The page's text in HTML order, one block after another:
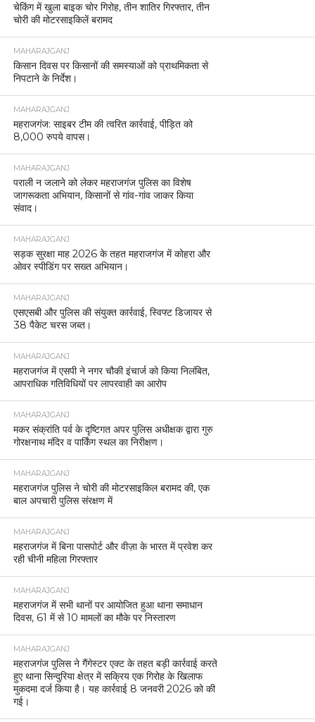
चेकिंग में खुला बाइक चोर गिरोह, तीन शातिर गिरफ्तार, तीन
चोरी की मोटरसाइकिलें बरामद
MAHARAJGANJ
किसान दिवस पर किसानों की समस्याओं को प्राथमिकता से
निपटाने के निर्देश।
MAHARAJGANJ
महराजगंज: साइबर टीम की त्वरित कार्रवाई, पीड़ित को
8,000 रुपये वापस।
MAHARAJGANJ
पराली न जलाने को लेकर महराजगंज पुलिस का विशेष
जागरूकता अभियान, किसानों से गांव-गांव जाकर किया
संवाद।
MAHARAJGANJ
सड़क सुरक्षा माह 2026 के तहत महराजगंज में कोहरा और
ओवर स्पीडिंग पर सख्त अभियान।
MAHARAJGANJ
एसएसबी और पुलिस की संयुक्त कार्रवाई, स्विफ्ट डिजायर से
38 पैकेट चरस जब्त।
MAHARAJGANJ
महराजगंज में एसपी ने नगर चौकी इंचार्ज को किया निलंबित,
आपराधिक गतिविधियों पर लापरवाही का आरोप
MAHARAJGANJ
मकर संक्रांति पर्व के दृष्टिगत अपर पुलिस अधीक्षक द्वारा गुरु
गोरक्षनाथ मंदिर व पार्किंग स्थल का निरीक्षण।
MAHARAJGANJ
महराजगंज पुलिस ने चोरी की मोटरसाइकिल बरामद की, एक
बाल अपचारी पुलिस संरक्षण में
MAHARAJGANJ
महराजगंज में बिना पासपोर्ट और वीज़ा के भारत में प्रवेश कर
रही चीनी महिला गिरफ्तार
MAHARAJGANJ
महराजगंज में सभी थानों पर आयोजित हुआ थाना समाधान
दिवस, 61 में से 10 मामलों का मौके पर निस्तारण
MAHARAJGANJ
महराजगंज पुलिस ने गैंगेस्टर एक्ट के तहत बड़ी कार्रवाई करते
हुए थाना सिन्दुरिया क्षेत्र में सक्रिय एक गिरोह के खिलाफ
मुकदमा दर्ज किया है। यह कार्रवाई 8 जनवरी 2026 को की
गई।